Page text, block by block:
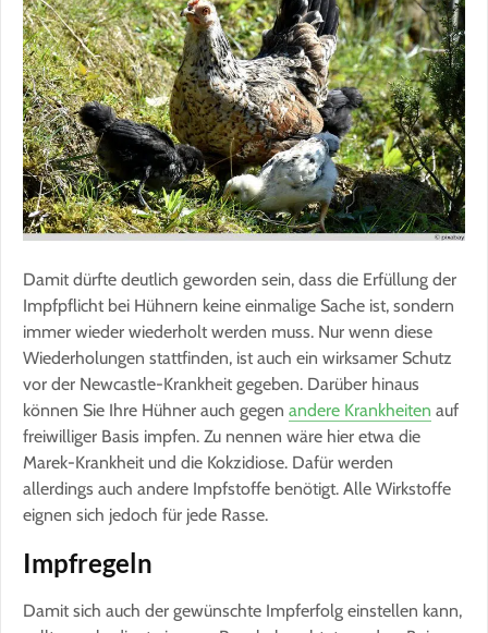
Damit dürfte deutlich geworden sein, dass die Erfüllung der
Impfpflicht bei Hühnern keine einmalige Sache ist, sondern
immer wieder wiederholt werden muss. Nur wenn diese
Wiederholungen stattfinden, ist auch ein wirksamer Schutz
vor der Newcastle-Krankheit gegeben. Darüber hinaus
können Sie Ihre Hühner auch gegen andere Krankheiten auf
freiwilliger Basis impfen. Zu nennen wäre hier etwa die
Marek-Krankheit und die Kokzidiose. Dafür werden
allerdings auch andere Impfstoffe benötigt. Alle Wirkstoffe
eignen sich jedoch für jede Rasse.
Impfregeln
Damit sich auch der gewünschte Impferfolg einstellen kann,